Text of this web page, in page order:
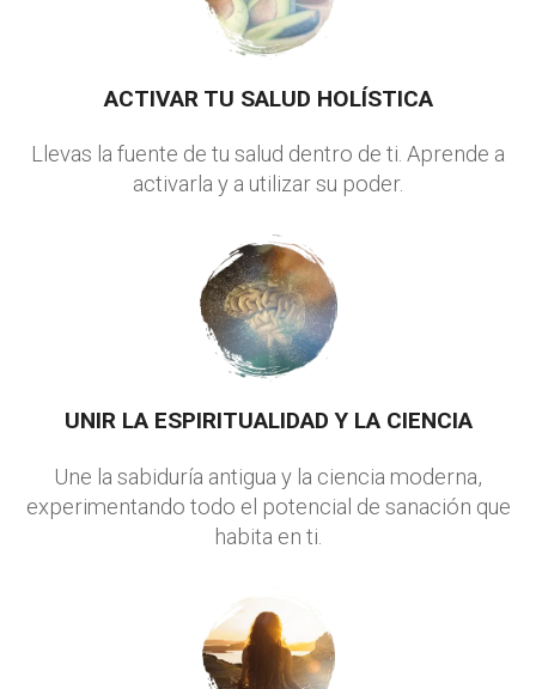
ACTIVAR TU SALUD HOLÍSTICA
Llevas la fuente de tu salud dentro de ti. Aprende a
activarla y a utilizar su poder.
UNIR LA ESPIRITUALIDAD Y LA CIENCIA
Une la sabiduría antigua y la ciencia moderna,
experimentando todo el potencial de sanación que
habita en ti.